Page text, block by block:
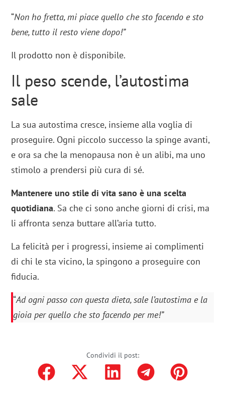
“Non ho fretta, mi piace quello che sto facendo e sto
bene, tutto il resto viene dopo!”
Il prodotto non è disponibile.
Il peso scende, l’autostima
sale
La sua autostima cresce, insieme alla voglia di
proseguire. Ogni piccolo successo la spinge avanti,
e ora sa che la menopausa non è un alibi, ma uno
stimolo a prendersi più cura di sé.
Mantenere uno stile di vita sano è una scelta
quotidiana. Sa che ci sono anche giorni di crisi, ma
li affronta senza buttare all’aria tutto.
La felicità per i progressi, insieme ai complimenti
di chi le sta vicino, la spingono a proseguire con
fiducia.
“Ad ogni passo con questa dieta, sale l’autostima e la
gioia per quello che sto facendo per me!”
Condividi il post: